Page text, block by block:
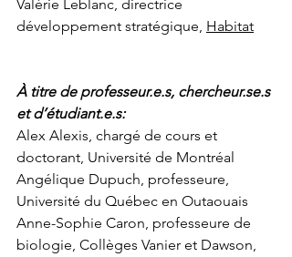
Valérie Leblanc, directrice
développement stratégique, Habitat
À titre de professeur.e.s, chercheur.se.s
et d’étudiant.e.s:
Alex Alexis, chargé de cours et
doctorant, Université de Montréal
Angélique Dupuch, professeure,
Université du Québec en Outaouais
Anne-Sophie Caron, professeure de
biologie, Collèges Vanier et Dawson,